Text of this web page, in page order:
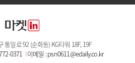
투자 창을 열다
통일로 92 (순화동) KG타워 18F, 19F
0371 I이메일 : psn0611@edaily.co.kr